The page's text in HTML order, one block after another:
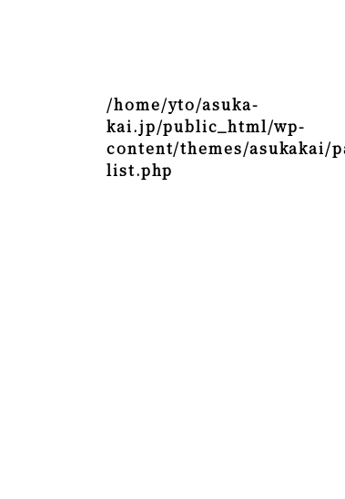
/home/yto/asuka-
kai.jp/public_html/wp-
content/themes/asukakai/
list.php